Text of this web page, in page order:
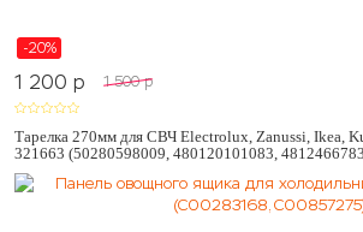
-20%
1 200 p 1 500 p
Тарелка 270мм для СВЧ Electrolux, Zanussi, Ikea,
321663 (50280598009, 480120101083,